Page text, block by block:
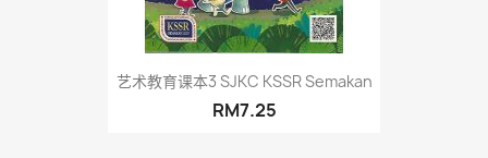
艺术教育课本3 SJKC KSSR Semakan
RM7.25